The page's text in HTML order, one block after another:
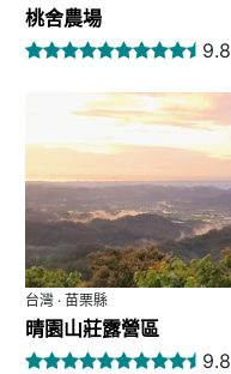
桃舍農場
9.8
台灣 · 苗栗縣
晴園山莊露營區
9.8